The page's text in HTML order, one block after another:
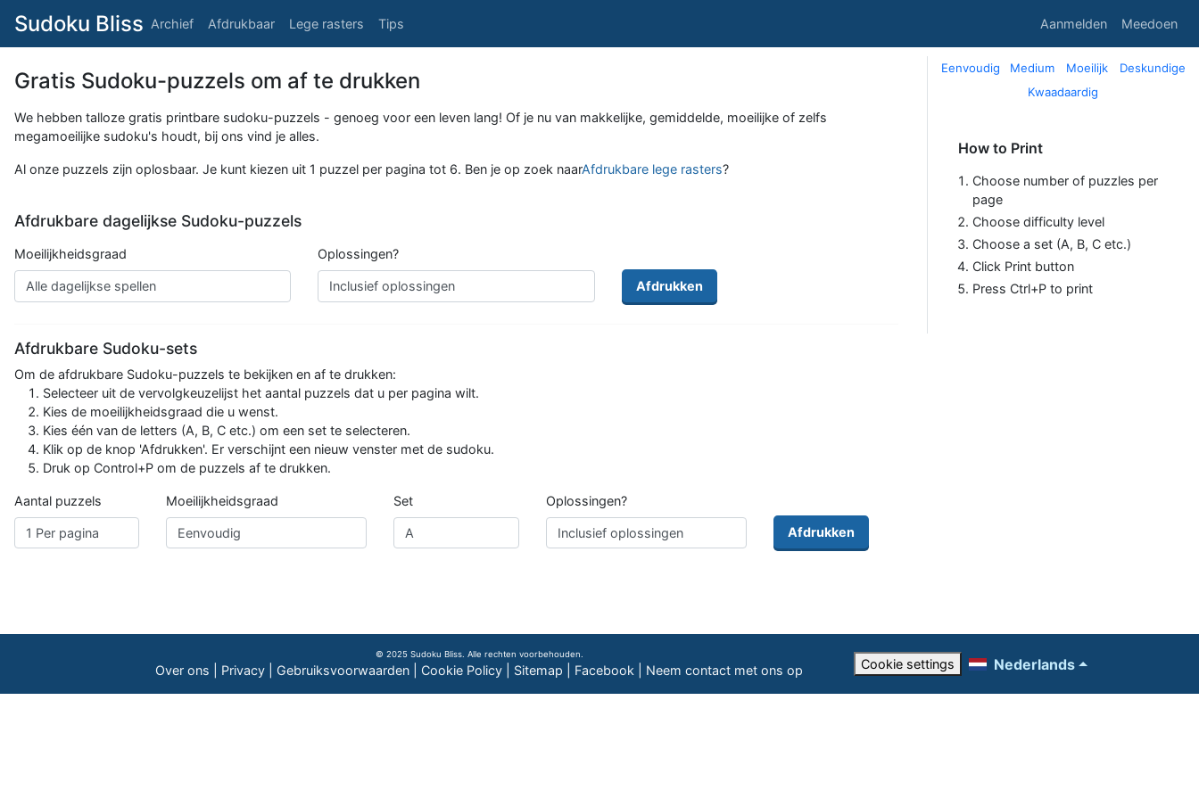
Sudoku Bliss Archief Afdrukbaar Lege rasters Tips Aanmelden Meedoen
Gratis Sudoku-puzzels om af te drukken
We hebben talloze gratis printbare sudoku-puzzels - genoeg voor een leven lang! Of je nu van makkelijke, gemiddelde, moeilijke of zelfs
megamoeilijke sudoku's houdt, bij ons vind je alles.
Al onze puzzels zijn oplosbaar. Je kunt kiezen uit 1 puzzel per pagina tot 6. Ben je op zoek naarAfdrukbare lege rasters?
Afdrukbare dagelijkse Sudoku-puzzels
Moeilijkheidsgraad Oplossingen?
Afdrukken
Afdrukbare Sudoku-sets
Om de afdrukbare Sudoku-puzzels te bekijken en af ​​te drukken:
Selecteer uit de vervolgkeuzelijst het aantal puzzels dat u per pagina wilt.
Kies de moeilijkheidsgraad die u wenst.
Kies één van de letters (A, B, C etc.) om een ​​set te selecteren.
Klik op de knop 'Afdrukken'. Er verschijnt een nieuw venster met de sudoku.
Druk op Control+P om de puzzels af te drukken.
Aantal puzzels Moeilijkheidsgraad Set Oplossingen?
Afdrukken
Eenvoudig Medium Moeilijk
Deskundige
Kwaadaardig
How to Print
Choose number of puzzles per
page
Choose difficulty level
Choose a set (A, B, C etc.)
Click Print button
Press Ctrl+P to print
© 2025 Sudoku Bliss. Alle rechten voorbehouden.
Over ons Privacy |Gebruiksvoorwaarden |Cookie Policy Sitemap Facebook Neem contact met ons op Cookie settings Nederlands